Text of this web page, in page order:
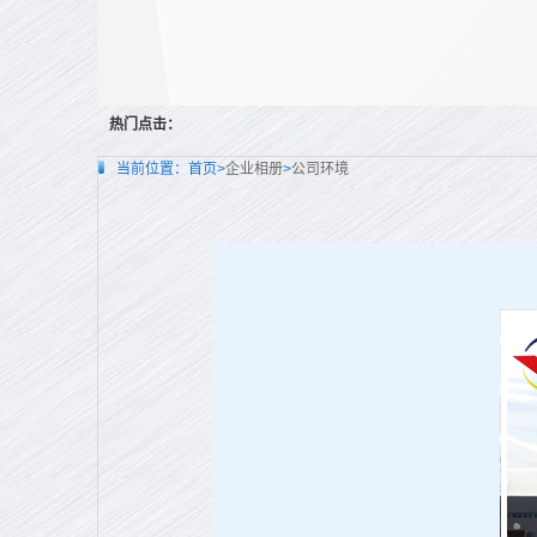
热门点击：
当前位置： 首页>企业相册>公司环境